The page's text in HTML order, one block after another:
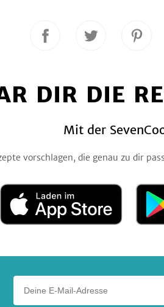
Folge
Facebook
Folge
Twitter
Folge
DIR DIE
Mit der
vorschlagen, die genau zu dir
Laden
im
App
Jetzt
Google